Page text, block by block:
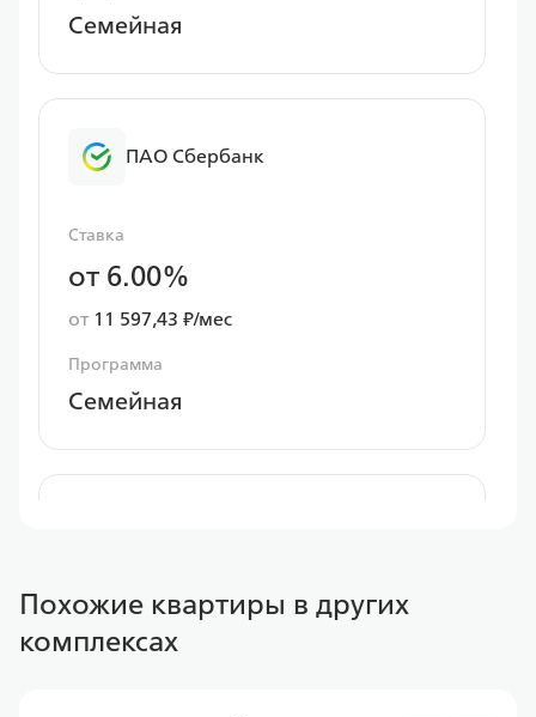
Семейная
ПАО Сбербанк
Ставка
от 6.00%
от11 597,43 ₽/мес
Программа
Семейная
Ставка
от 6.00%
Похожие квартиры в других
комплексах